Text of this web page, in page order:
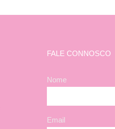
FALE CONNOSCO
Nome
Email